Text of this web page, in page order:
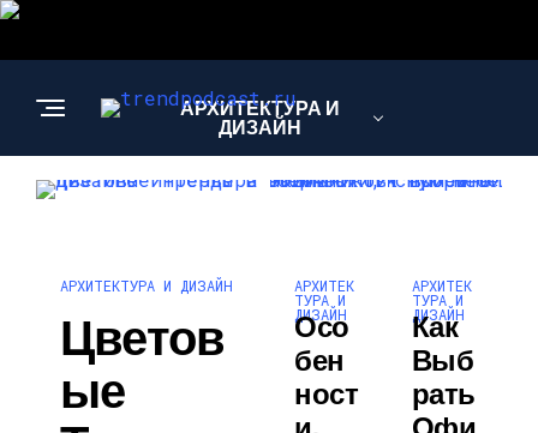
АРХИТЕКТУРА И
ДИЗАЙН
АРХИТЕКТУРА И ДИЗАЙН
Цветов
Ые
АРХИТЕК
ТУРА И
ДИЗАЙН
Осо
Бен
Ност
И,
АРХИТЕК
ТУРА И
ДИЗАЙН
Как
Выб
Рать
Офи